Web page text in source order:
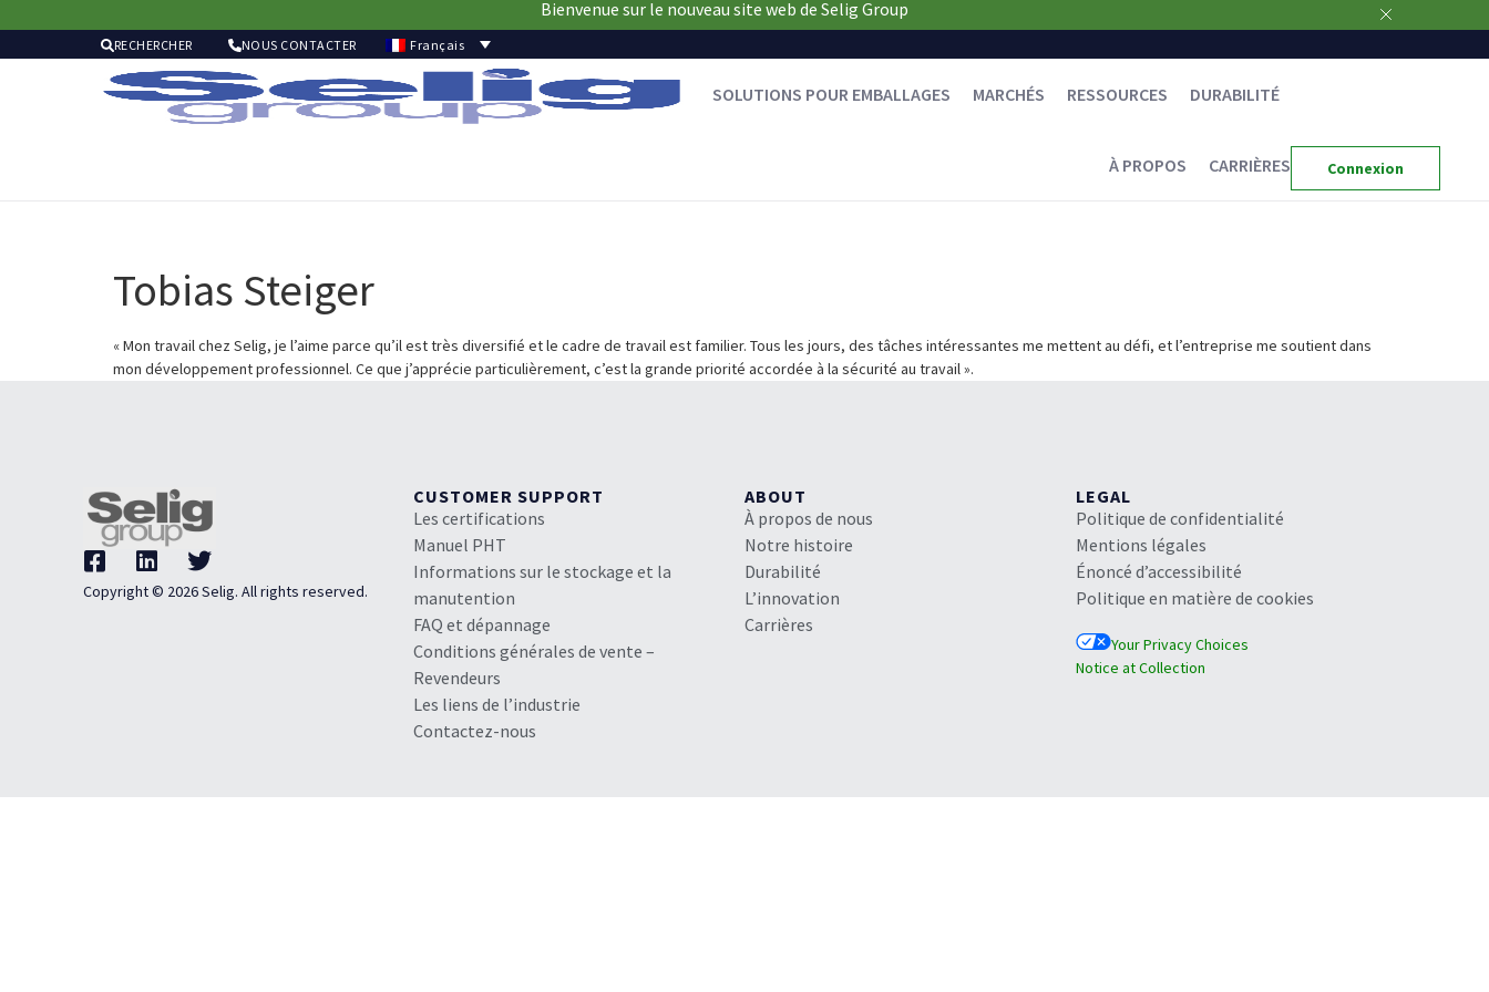
Bienvenue sur le nouveau site web de Selig Group
RECHERCHER NOUS CONTACTER Français
SOLUTIONS POUR EMBALLAGES MARCHÉS RESSOURCES DURABILITÉ
À PROPOS CARRIÈRES Connexion
Tobias Steiger
« Mon travail chez Selig, je l’aime parce qu’il est très diversifié et le cadre de travail est familier. Tous les jours, des tâches intéressantes me mettent au défi, et l’entreprise me soutient dans
mon développement professionnel. Ce que j’apprécie particulièrement, c’est la grande priorité accordée à la sécurité au travail ».
Copyright © 2026 Selig. All rights reserved.
CUSTOMER SUPPORT
Les certifications
Manuel PHT
Informations sur le stockage et la
manutention
FAQ et dépannage
Conditions générales de vente –
Revendeurs
Les liens de l’industrie
Contactez-nous
ABOUT
À propos de nous
Notre histoire
Durabilité
L’innovation
Carrières
LEGAL
Politique de confidentialité
Mentions légales
Énoncé d’accessibilité
Politique en matière de cookies
Your Privacy Choices
Notice at Collection